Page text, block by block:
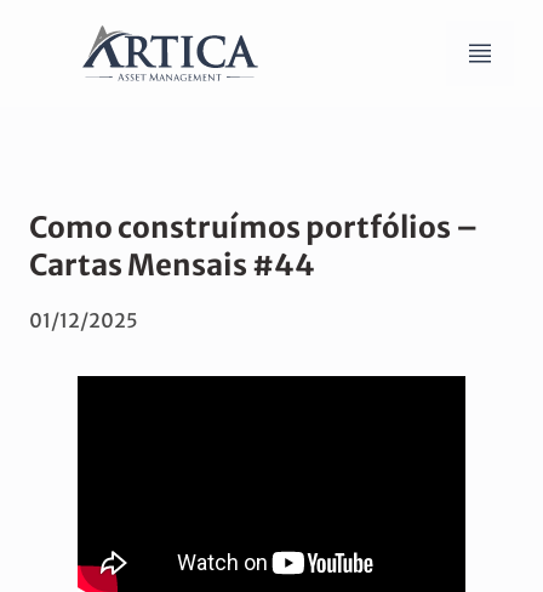
Como construímos portfólios –
Cartas Mensais #44
01/12/2025